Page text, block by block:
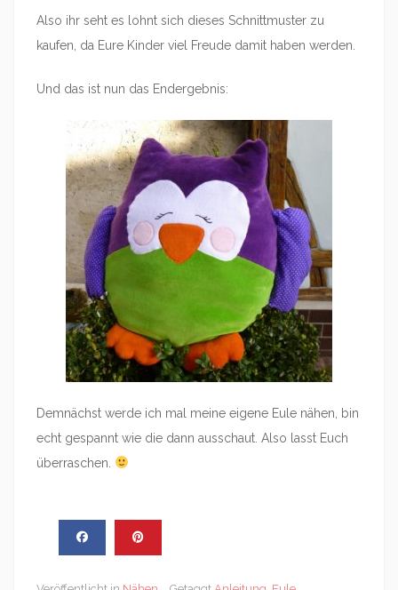
Also ihr seht es lohnt sich dieses Schnittmuster zu
kaufen, da Eure Kinder viel Freude damit haben werden.
Und das ist nun das Endergebnis:
Demnächst werde ich mal meine eigene Eule nähen, bin
echt gespannt wie die dann ausschaut. Also lasst Euch
überraschen.